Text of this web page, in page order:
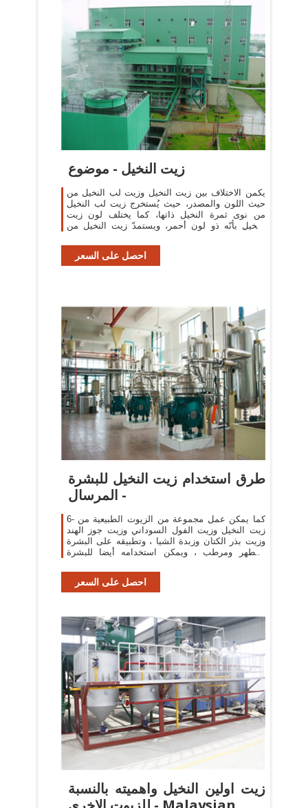
زيت النخيل - موضوع
يكمن الاختلاف بين زيت النخيل وزيت لب النخيل من
حيث اللون والمصدر، حيث يُستخرج زيت لب النخيل
من نوى ثمرة النخيل ذاتها، كما يختلف لون زيت
النخيل بأنّه ذو لون أحمر، ويستمدّ زيت النخيل من
احصل على السعر
طرق استخدام زيت النخيل للبشرة
- المرسال
6- كما يمكن عمل مجموعة من الزيوت الطبيعية من
زيت النخيل وزيت الفول السوداني وزيت جوز الهند
وزيت بذر الكتان وزبدة الشيا ، وتطبيقه على البشرة
كمطهر ومرطب ، ويمكن استخدامه أيضا للبشرة
احصل على السعر
زيت اولين النخيل واهميته بالنسبة